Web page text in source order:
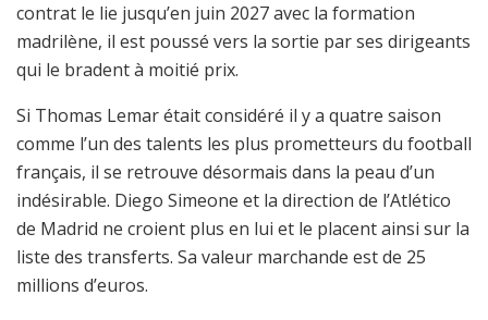
contrat le lie jusqu’en juin 2027 avec la formation
madrilène, il est poussé vers la sortie par ses dirigeants
qui le bradent à moitié prix.
Si Thomas Lemar était considéré il y a quatre saison
comme l’un des talents les plus prometteurs du football
français, il se retrouve désormais dans la peau d’un
indésirable. Diego Simeone et la direction de l’Atlético
de Madrid ne croient plus en lui et le placent ainsi sur la
liste des transferts. Sa valeur marchande est de 25
millions d’euros.